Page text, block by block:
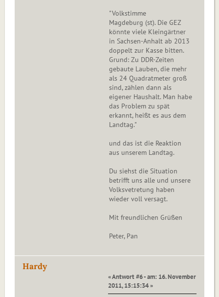
"Volkstimme
Magdeburg (st). Die GEZ
könnte viele Kleingärtner
in Sachsen-Anhalt ab 2013
doppelt zur Kasse bitten.
Grund: Zu DDR-Zeiten
gebaute Lauben, die mehr
als 24 Quadratmeter groß
sind, zählen dann als
eigener Haushalt. Man habe
das Problem zu spät
erkannt, heißt es aus dem
Landtag."
und das ist die Reaktion
aus unserem Landtag.
Du siehst die Situation
betrifft uns alle und unsere
Volksvetretung haben
wieder voll versagt.
Mit freundlichen Grüßen
Peter, Pan
Hardy
« Antwort #6 - am: 16. November
2011, 15:15:34 »